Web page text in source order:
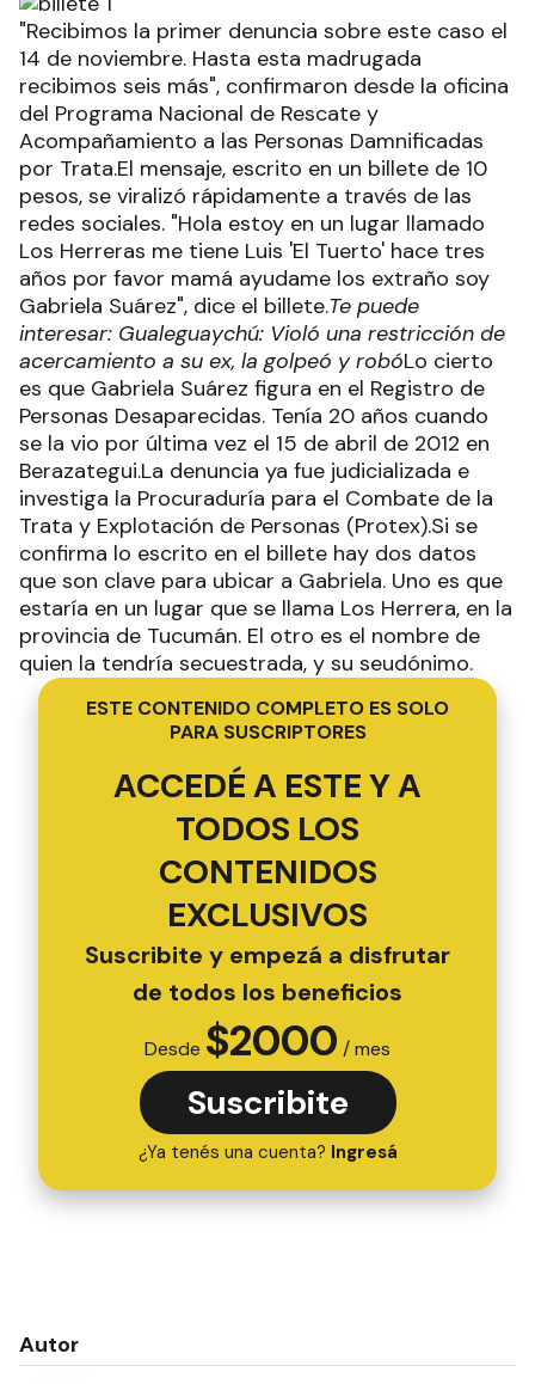
"Recibimos la primer denuncia sobre este caso el
14 de noviembre. Hasta esta madrugada
recibimos seis más", confirmaron desde la oficina
del Programa Nacional de Rescate y
Acompañamiento a las Personas Damnificadas
por Trata.El mensaje, escrito en un billete de 10
pesos, se viralizó rápidamente a través de las
redes sociales. "Hola estoy en un lugar llamado
Los Herreras me tiene Luis 'El Tuerto' hace tres
años por favor mamá ayudame los extraño soy
Gabriela Suárez", dice el billete.Te puede
interesar: Gualeguaychú: Violó una restricción de
acercamiento a su ex, la golpeó y robóLo cierto
es que Gabriela Suárez figura en el Registro de
Personas Desaparecidas. Tenía 20 años cuando
se la vio por última vez el 15 de abril de 2012 en
Berazategui.La denuncia ya fue judicializada e
investiga la Procuradurí­a para el Combate de la
Trata y Explotación de Personas (Protex).Si se
confirma lo escrito en el billete hay dos datos
que son clave para ubicar a Gabriela. Uno es que
estaría en un lugar que se llama Los Herrera, en la
provincia de Tucumán. El otro es el nombre de
quien la tendría secuestrada, y su seudónimo.
ESTE CONTENIDO COMPLETO ES SOLO
PARA SUSCRIPTORES
ACCEDÉ A ESTE Y A
TODOS LOS
CONTENIDOS
EXCLUSIVOS
Suscribite y empezá a disfrutar
de todos los beneficios
Desde $2000 / mes
Suscribite
¿Ya tenés una cuenta? Ingresá
Autor